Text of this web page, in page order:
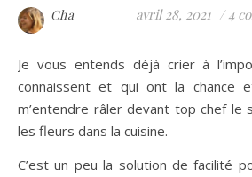
Cha avril 28, 2021 / 4
Je vous entends déjà crier à l’imposture. Ceux qui me
connaissent et qui ont la chance
m’entendre râler devant top chef le
les fleurs dans la cuisine.
C’est un peu la solution de facilité